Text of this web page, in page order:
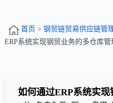
首页 > 钢贸链贸易供应链管
ERP系统实现钢贸业务的多仓库管
如何通过ERP系统实现